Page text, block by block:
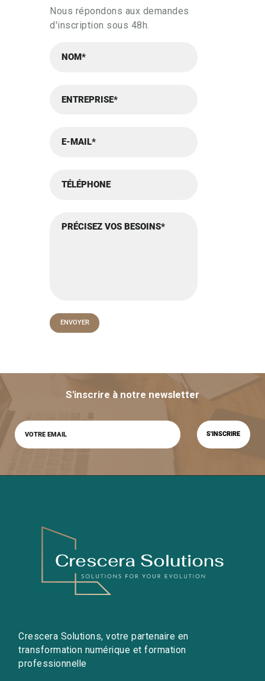
Nous répondons aux demandes
d'inscription sous 48h.
S'inscrire à notre newsletter
Crescera Solutions, votre partenaire en
transformation numérique et formation
professionnelle